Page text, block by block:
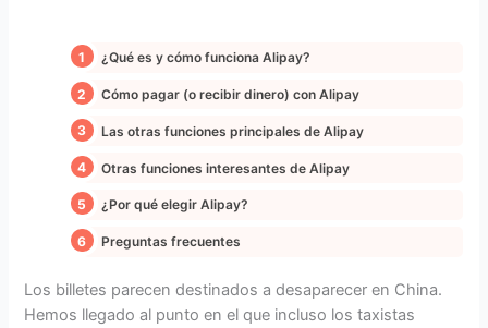
¿Qué es y cómo funciona Alipay?
Cómo pagar (o recibir dinero) con Alipay
Las otras funciones principales de Alipay
Otras funciones interesantes de Alipay
¿Por qué elegir Alipay?
Preguntas frecuentes
Los billetes parecen destinados a desaparecer en China.
Hemos llegado al punto en el que incluso los taxistas